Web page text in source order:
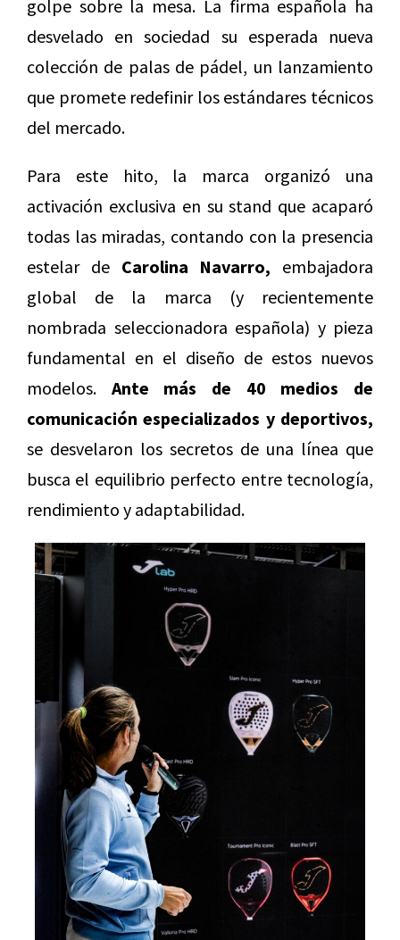
golpe sobre la mesa. La firma española ha
desvelado en sociedad su esperada nueva
colección de palas de pádel, un lanzamiento
que promete redefinir los estándares técnicos
del mercado.
Para este hito, la marca organizó una
activación exclusiva en su stand que acaparó
todas las miradas, contando con la presencia
estelar de Carolina Navarro, embajadora
global de la marca (y recientemente
nombrada seleccionadora española) y pieza
fundamental en el diseño de estos nuevos
modelos. Ante más de 40 medios de
comunicación especializados y deportivos,
se desvelaron los secretos de una línea que
busca el equilibrio perfecto entre tecnología,
rendimiento y adaptabilidad.